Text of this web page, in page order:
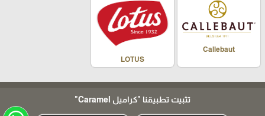
Callebaut
LOTUS
تثبيت تطبيقنا "كراميل Caramel"